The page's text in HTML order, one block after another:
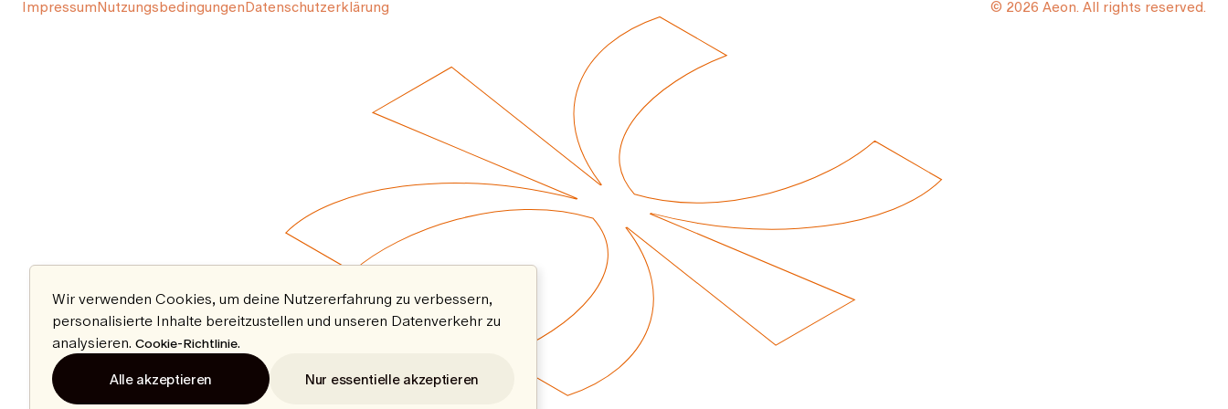
ImpressumNutzungsbedingungenDatenschutzerklärung © 2026 Aeon. All rights reserved.
Wir verwenden Cookies, um deine Nutzererfahrung zu verbessern,
personalisierte Inhalte bereitzustellen und unseren Datenverkehr zu
analysieren. Cookie-Richtlinie.
Alle akzeptieren Nur essentielle akzeptieren